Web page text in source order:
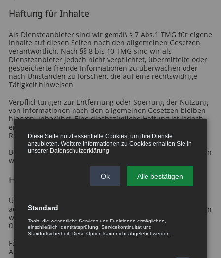
Haftung für Inhalte
Als Diensteanbieter sind wir gemäß § 7 Abs.1 TMG für eigene
Inhalte auf diesen Seiten nach den allgemeinen Gesetzen
verantwortlich. Nach §§ 8 bis 10 TMG sind wir als
Diensteanbieter jedoch nicht verpflichtet, übermittelte oder
gespeicherte fremde Informationen zu überwachen oder
nach Umständen zu forschen, die auf eine rechtswidrige
Tätigkeit hinweisen.
Verpflichtungen zur Entfernung oder Sperrung der Nutzung
von Informationen nach den allgemeinen Gesetzen bleiben
hiervon unberührt. Eine diesbezügliche Haftung ist jedoch
erst ab dem Zeitpunkt der Kenntnis einer konkreten
Rechtsverletzung möglich.
Bei Bekanntwerden von entsprechenden Rechtsverletzungen
werden wir diese Inhalte umgehend entfernen.
Haftung für Links
Unser Angebot enthält Links zu externen Webseiten Dritter,
auf deren Inhalte wir keinen Einfluss haben. Deshalb können
wir für diese fremden Inhalte auch keine Gewähr
übernehmen.
Für die Inhalte der verlinkten Seiten ist stets der jeweilige
Anbieter oder Betreiber der Seiten verantwortlich.
Diese Seite nutzt essentielle Cookies, um ihre Dienste
anzubieten. Weitere Informationen zu Cookies erhalten Sie in
unserer Datenschutzerklärung.
Ok Alle bestätigen
Standard
Tools, die wesentliche Services und Funktionen ermöglichen,
einschließlich Identitätsprüfung, Servicekontinuität und
Standortsicherheit. Diese Option kann nicht abgelehnt werden.